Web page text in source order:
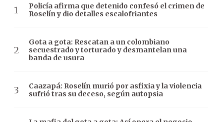
Policía afirma que detenido confesó el crimen de
Roselín y dio detalles escalofriantes
Gota a gota: Rescatan a un colombiano
secuestrado y torturado y desmantelan una
banda de usura
Caazapá: Roselín murió por asfixia y la violencia
sufrió tras su deceso, según autopsia